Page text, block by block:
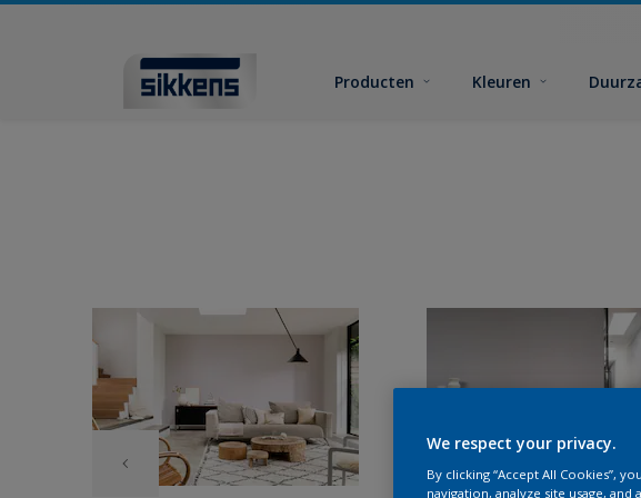
Producten Kleuren
We respect your privacy.
By clicking “Accept All Cookies”,
navigation, analyze site usage,